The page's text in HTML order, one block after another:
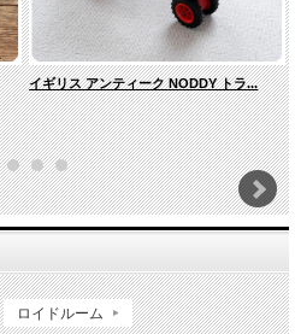
イギリス アンティーク NODDY トラ...
ロイドルーム